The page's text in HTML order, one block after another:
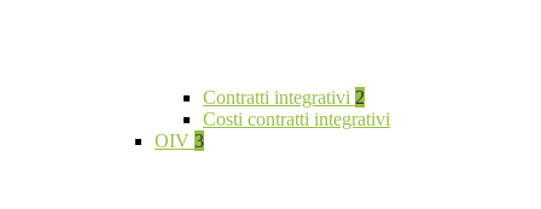
Contratti integrativi 2
Costi contratti integrativi
OIV 3